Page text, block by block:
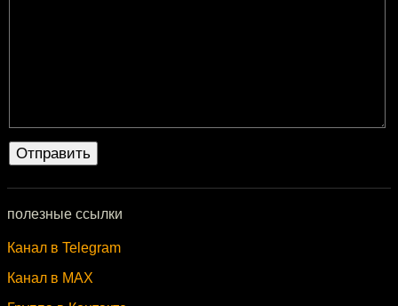
полезные ссылки
Канал в Telegram
Канал в MAX